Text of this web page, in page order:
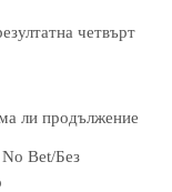
четвърт
ли продължение
Bet/Без